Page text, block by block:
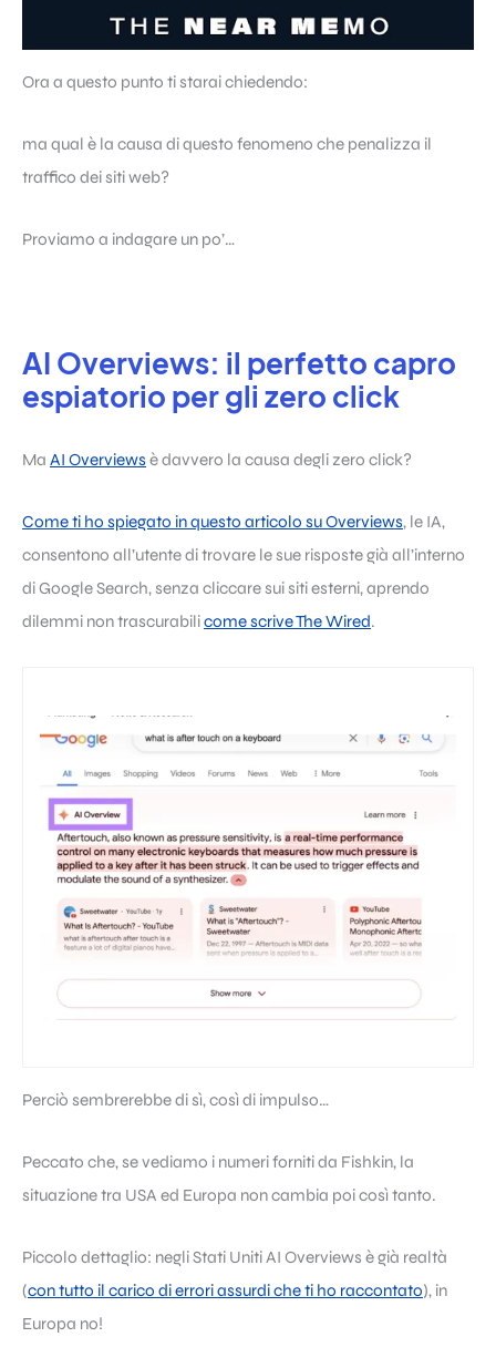
Ora a questo punto ti starai chiedendo:
ma qual è la causa di questo fenomeno che penalizza il
traffico dei siti web?
Proviamo a indagare un po’…
AI Overviews: il perfetto capro
espiatorio per gli zero click
Ma AI Overviewsè davvero la causa degli zero click?
Come ti ho spiegato in questo articolo su Overviews, le IA,
consentono all’utente di trovare le sue risposte già all’interno
di Google Search, senza cliccare sui siti esterni, aprendo
dilemmi non trascurabilicome scrive The Wired.
Perciò sembrerebbe di sì, così di impulso…
Peccato che, se vediamo i numeri forniti da Fishkin, la
situazione tra USA ed Europa non cambia poi così tanto.
Piccolo dettaglio: negli Stati Uniti AI Overviews è già realtà
(con tutto il carico di errori assurdi che ti ho raccontato), in
Europa no!